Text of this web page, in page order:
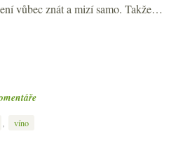
vůbec znát a mizí samo. Takže…
, víno